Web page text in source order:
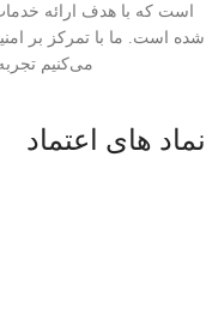
است که با هدف ارائه
شده است. ما با تمرکز بر
می‌کنیم
نماد های اعتماد